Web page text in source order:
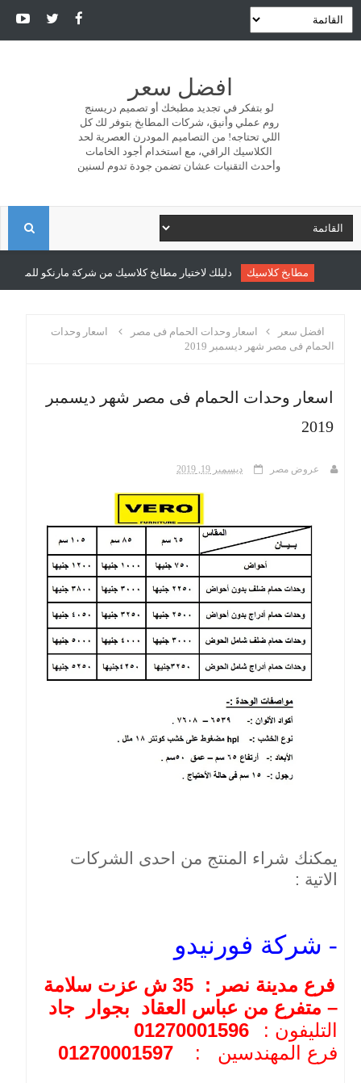
افضل سعر
لو بتفكر في تجديد مطبخك أو تصميم دريسنج
روم عملي وأنيق، شركات المطابخ بتوفر لك كل
اللي تحتاجه! من التصاميم المودرن العصرية لحد
الكلاسيك الراقي، مع استخدام أجود الخامات
وأحدث التقنيات عشان تضمن جودة تدوم لسنين
ا
مطابخ كلاسيك دليلك لاختيار مطابخ كلاسيك من شركة مارنكو للمطابخ
افضل سعر اسعار وحدات الحمام فى مصر
اسعار وحدات
الحمام فى مصر شهر ديسمبر 2019
اسعار وحدات الحمام فى مصر شهر ديسمبر
2019
عروض مصر ديسمبر 19, 2019
يمكنك شراء المنتج من احدى الشركات
الاتية :
- شركة فورنيدو
فرع مدينة نصر : 35 ش عزت سلامة
– متفرع من عباس العقاد بجوار جاد
التليفون :
01270001596
فرع المهندسين :
01270001597